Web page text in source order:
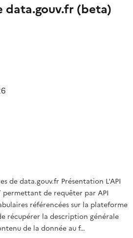
data.gouv.fr (beta)
de data.gouv.fr Présentation L'API
permettant de requêter par API
référencées sur la plateforme
récupérer la description générale
de la donnée au f…